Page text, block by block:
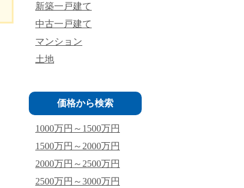
新築一戸建て
中古一戸建て
マンション
土地
価格から検索
1000万円～1500万円
1500万円～2000万円
2000万円～2500万円
2500万円～3000万円